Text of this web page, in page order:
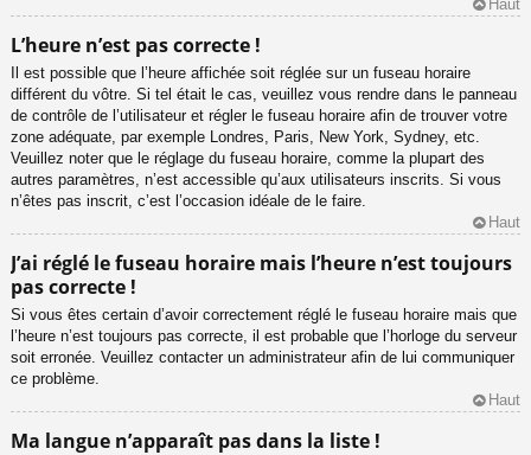
Haut
L’heure n’est pas correcte !
Il est possible que l’heure affichée soit réglée sur un fuseau horaire
différent du vôtre. Si tel était le cas, veuillez vous rendre dans le panneau
de contrôle de l’utilisateur et régler le fuseau horaire afin de trouver votre
zone adéquate, par exemple Londres, Paris, New York, Sydney, etc.
Veuillez noter que le réglage du fuseau horaire, comme la plupart des
autres paramètres, n’est accessible qu’aux utilisateurs inscrits. Si vous
n’êtes pas inscrit, c’est l’occasion idéale de le faire.
Haut
J’ai réglé le fuseau horaire mais l’heure n’est toujours
pas correcte !
Si vous êtes certain d’avoir correctement réglé le fuseau horaire mais que
l’heure n’est toujours pas correcte, il est probable que l’horloge du serveur
soit erronée. Veuillez contacter un administrateur afin de lui communiquer
ce problème.
Haut
Ma langue n’apparaît pas dans la liste !